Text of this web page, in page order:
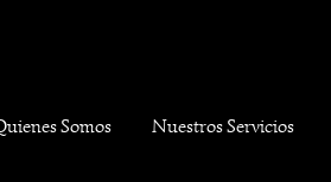
Somos Nuestros Servicios